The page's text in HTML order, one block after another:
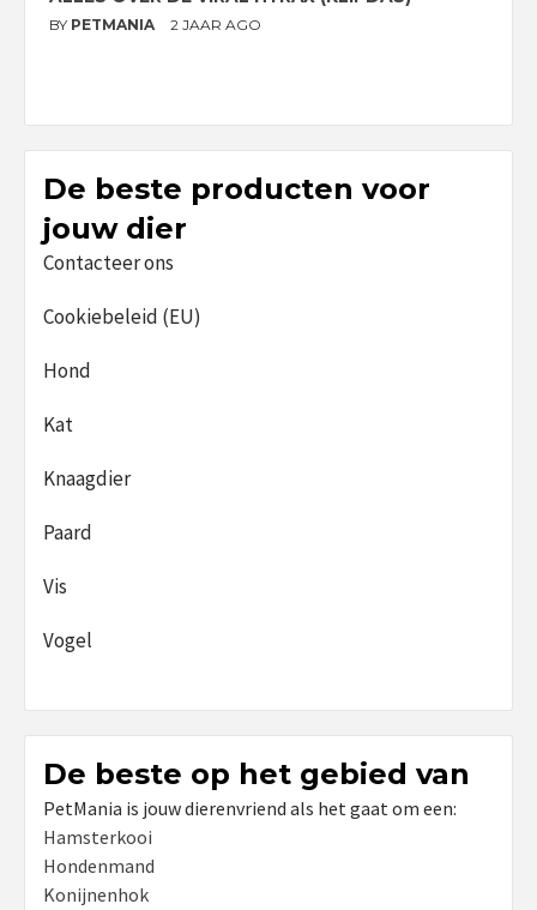
BY PETMANIA 2 JAAR AGO
De beste producten voor
jouw dier
Contacteer ons
Cookiebeleid (EU)
Hond
Kat
Knaagdier
Paard
Vis
Vogel
De beste op het gebied van
PetMania is jouw dierenvriend als het gaat om een:
Hamsterkooi
Hondenmand
Konijnenhok